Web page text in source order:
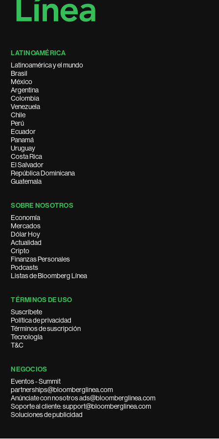
LATINOAMÉRICA
Latinoamérica y el mundo
Brasil
México
Argentina
Colombia
Venezuela
Chile
Perú
Ecuador
Panamá
Uruguay
Costa Rica
El Salvador
República Dominicana
Guatemala
SOBRE NOSOTROS
Economía
Mercados
Dólar Hoy
Actualidad
Cripto
Finanzas Personales
Podcasts
Listas de Bloomberg Línea
TÉRMINOS DE USO
Suscríbete
Política de privacidad
Términos de suscripción
Tecnología
T&C
NEGOCIOS
Eventos - Summit
partnerships@bloomberglinea.com
Anúnciate con nosotros ads@bloomberglinea.com
Soporte al cliente: support@bloomberglinea.com
Soluciones de publicidad